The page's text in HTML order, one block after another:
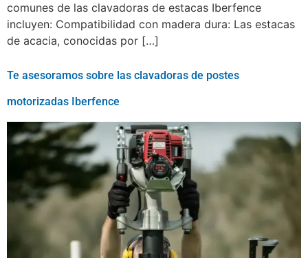
comunes de las clavadoras de estacas Iberfence
incluyen: Compatibilidad con madera dura: Las estacas
de acacia, conocidas por […]
Te asesoramos sobre las clavadoras de postes
motorizadas Iberfence